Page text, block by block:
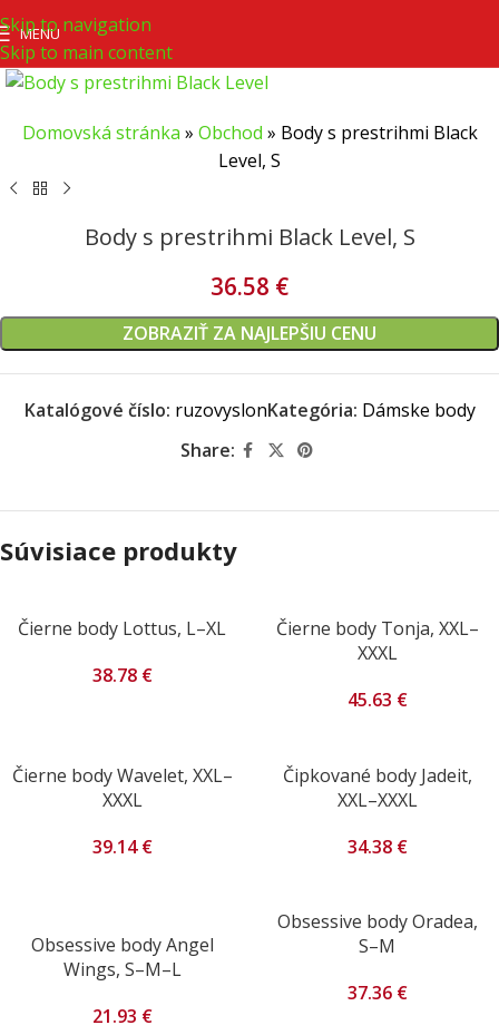
Skip to navigation
Skip to main content
MENU
Domovská stránka » Obchod » Body s prestrihmi Black
Level, S
Body s prestrihmi Black Level, S
36.58 €
ZOBRAZIŤ ZA NAJLEPŠIU CENU
Katalógové číslo: ruzovyslonKategória: Dámske body
Share:
Súvisiace produkty
Čierne body Lottus, L–XL
38.78 €
Čierne body Tonja, XXL–
XXXL
45.63 €
Čierne body Wavelet, XXL–
XXXL
39.14€
Čipkované body Jadeit,
XXL–XXXL
34.38 €
Obsessive body Angel
Wings, S–M–L
21.93 €
Obsessive body Oradea,
S–M
37.36 €